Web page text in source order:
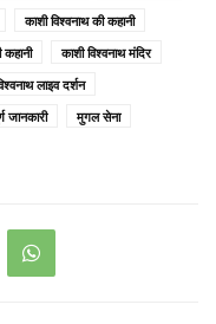
काशी विश्वनाथ की कहानी
कहानी
काशी विश्वनाथ मंदिर
लाइव दर्शन
जानकारी
मुगल सेना